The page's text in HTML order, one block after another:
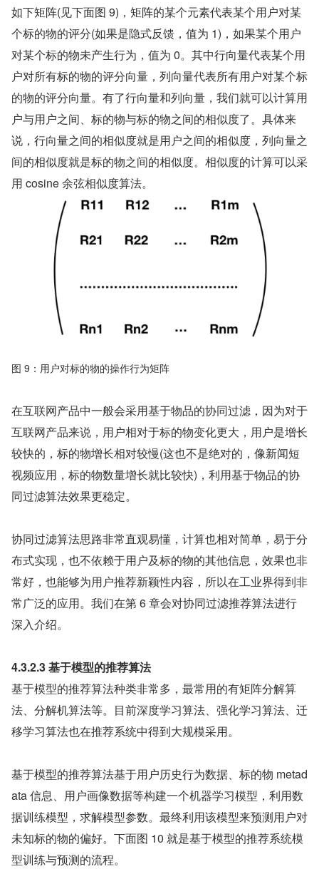
如下矩阵(见下面图 9)，矩阵的某个元素代表某个用户对某
个标的物的评分(如果是隐式反馈，值为 1)，如果某个用户
对某个标的物未产生行为，值为 0。其中行向量代表某个用
户对所有标的物的评分向量，列向量代表所有用户对某个标
的物的评分向量。有了行向量和列向量，我们就可以计算用
户与用户之间、标的物与标的物之间的相似度了。具体来
说，行向量之间的相似度就是用户之间的相似度，列向量之
间的相似度就是标的物之间的相似度。相似度的计算可以采
用 cosine 余弦相似度算法。
图 9：用户对标的物的操作行为矩阵
在互联网产品中一般会采用基于物品的协同过滤，因为对于
互联网产品来说，用户相对于标的物变化更大，用户是增长
较快的，标的物增长相对较慢(这也不是绝对的，像新闻短
视频应用，标的物数量增长就比较快)，利用基于物品的协
同过滤算法效果更稳定。
协同过滤算法思路非常直观易懂，计算也相对简单，易于分
布式实现，也不依赖于用户及标的物的其他信息，效果也非
常好，也能够为用户推荐新颖性内容，所以在工业界得到非
常广泛的应用。我们在第 6 章会对协同过滤推荐算法进行
深入介绍。
4.3.2.3 基于模型的推荐算法
基于模型的推荐算法种类非常多，最常用的有矩阵分解算
法、分解机算法等。目前深度学习算法、强化学习算法、迁
移学习算法也在推荐系统中得到大规模采用。
基于模型的推荐算法基于用户历史行为数据、标的物 metad
ata 信息、用户画像数据等构建一个机器学习模型，利用数
据训练模型，求解模型参数。最终利用该模型来预测用户对
未知标的物的偏好。下面图 10 就是基于模型的推荐系统模
型训练与预测的流程。